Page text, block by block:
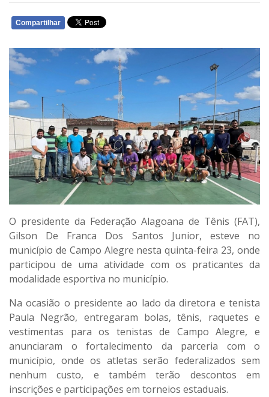
Compartilhar
O presidente da Federação Alagoana de Tênis (FAT),
Gilson De Franca Dos Santos Junior, esteve no
município de Campo Alegre nesta quinta-feira 23, onde
participou de uma atividade com os praticantes da
modalidade esportiva no município.
Na ocasião o presidente ao lado da diretora e tenista
Paula Negrão, entregaram bolas, tênis, raquetes e
vestimentas para os tenistas de Campo Alegre, e
anunciaram o fortalecimento da parceria com o
município, onde os atletas serão federalizados sem
nenhum custo, e também terão descontos em
inscrições e participações em torneios estaduais.